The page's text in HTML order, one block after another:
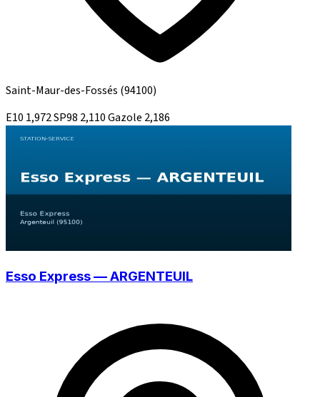
Saint-Maur-des-Fossés (94100)
E10 1,972SP98 2,110Gazole 2,186
Esso Express — ARGENTEUIL